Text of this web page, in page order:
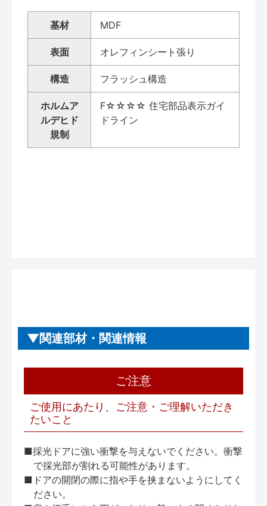
基材 MDF
表面 オレフィンシート張り
構造 フラッシュ構造
ホルムア
ルデヒド
規制
F☆☆☆☆ 住宅部品表示ガイ
ドライン
関連部材・関連情報
ご注意
ご使用にあたり、ご注意・ご理解いただき
たいこと
■採光ドアに強い衝撃を与えないでください。衝撃
で採光部が割れる可能性があります。
■ドアの開閉の際に指や手を挟まないようにしてく
ださい。